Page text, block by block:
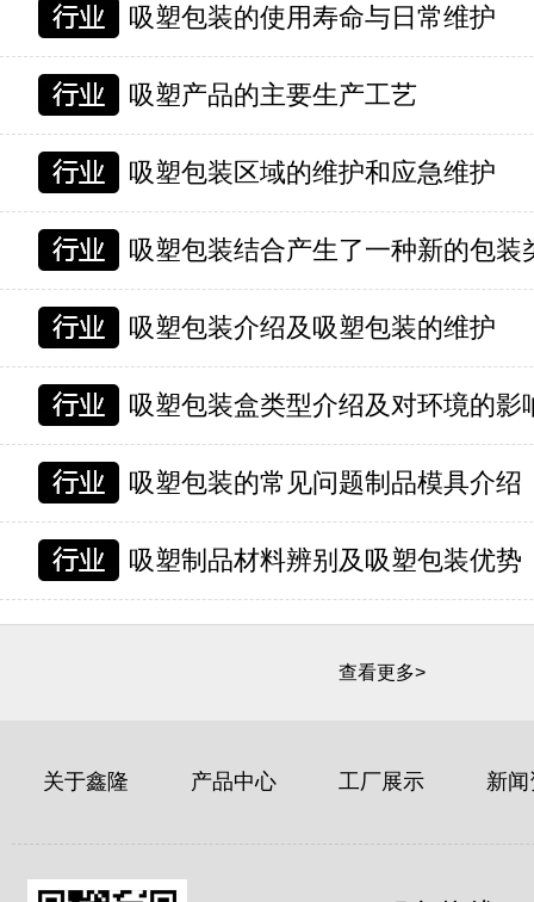
吸塑包装的使用寿命与日常维护
吸塑产品的主要生产工艺
吸塑包装区域的维护和应急维护
吸塑包装结合产生了一种新的包装
吸塑包装介绍及吸塑包装的维护
吸塑包装盒类型介绍及对环境的影
吸塑包装的常见问题制品模具介绍
吸塑制品材料辨别及吸塑包装优势
查看更多>
关于鑫隆 产品中心 工厂展示 新